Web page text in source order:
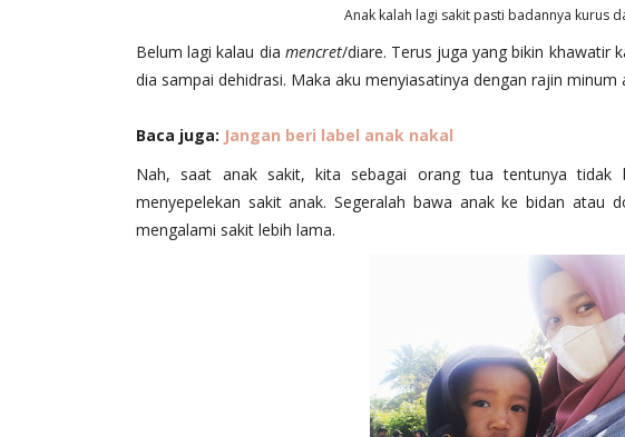
Anak kalah lagi sakit pasti badannya kurus
Belum lagi kalau dia mencret/diare. Terus juga yang bikin khawatir
dia sampai dehidrasi. Maka aku menyiasatinya dengan rajin
Baca juga: Jangan beri label anak nakal
Nah, saat anak sakit, kita sebagai orang tua tentunya
menyepelekan sakit anak. Segeralah bawa anak ke bidan atau
mengalami sakit lebih lama.